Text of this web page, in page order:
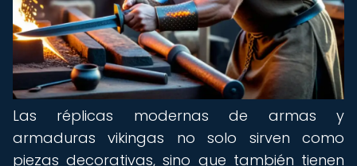
Las réplicas modernas de armas y
armaduras vikingas no solo sirven como
piezas decorativas, sino que también tienen